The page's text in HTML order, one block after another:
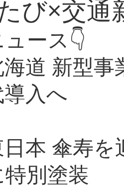
び×交通
ース👇
道 新型
入へ
本 傘寿
別塗装